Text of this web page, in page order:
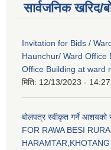
सार्वजनिक खरिद/
Invitation for Bids /
Haunchur/ Ward Office
Office Building at ward
मिति: 12/13/2023 - 14:27
बोलपत्र स्वीकृत गर्ने
FOR RAWA BESI
HARAMTAR,KHOTANG